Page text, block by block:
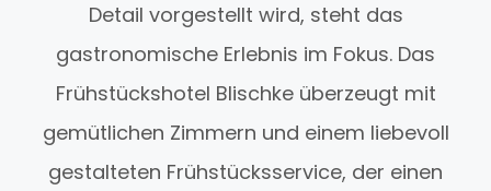
Detail vorgestellt wird, steht das
gastronomische Erlebnis im Fokus. Das
Frühstückshotel Blischke überzeugt mit
gemütlichen Zimmern und einem liebevoll
gestalteten Frühstücksservice, der einen